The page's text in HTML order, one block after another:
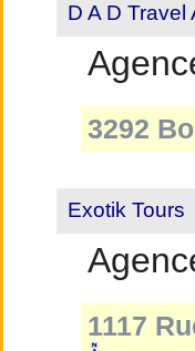
D A D Travel
3292
Exotik Tours
1117